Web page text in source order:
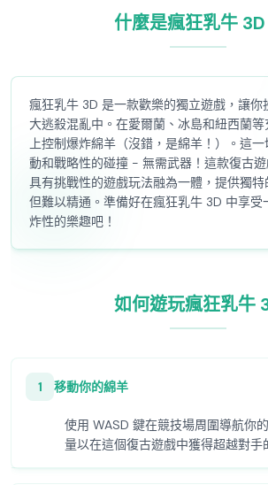
什麼是瘋狂乳牛 3D
瘋狂乳牛 3D 是一款歡樂的獨立遊戲，讓你
大逃殺混亂中。在愛爾蘭、冰島和紐西蘭
上控制爆炸綿羊（沒錯，是綿羊！）。這
動和戰略性的碰撞 - 無需武器！這款復古
具有挑戰性的遊戲玩法融為一體，提供獨
但難以精通。準備好在瘋狂乳牛 3D 中享受
炸性的樂趣吧！
如何遊玩瘋狂乳牛
1 移動你的綿羊
使用 WASD 鍵在競技場周圍導航你
量以在這個復古遊戲中獲得超越對手